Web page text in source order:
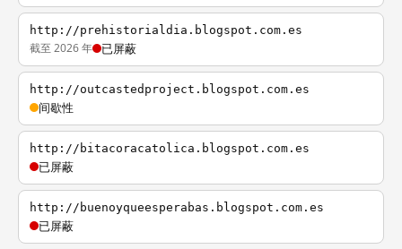
http://prehistorialdia.blogspot.com.es
截至 2026 年 已屏蔽
http://outcastedproject.blogspot.com.es
间歇性
http://bitacoracatolica.blogspot.com.es
已屏蔽
http://buenoyqueesperabas.blogspot.com.es
已屏蔽